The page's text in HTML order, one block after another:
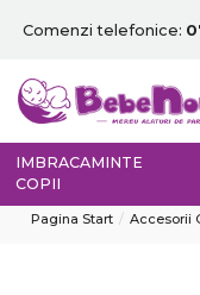
Comenzi telefonice:
IMBRACAMINTE
COPII
Pagina Start Accesorii